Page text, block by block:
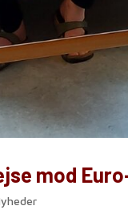
mod